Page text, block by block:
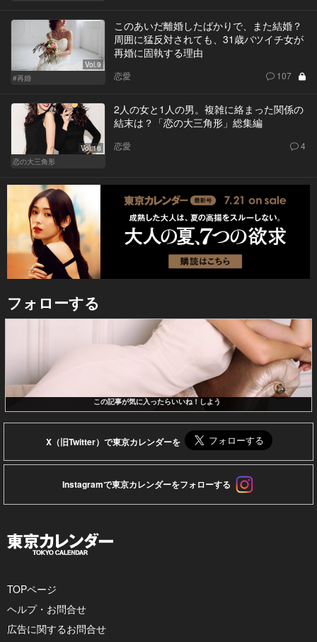
Vol.9
#再婚
このあいだ離婚したばかりで、また結婚？
周囲に猛反対されても、31歳バツイチ女が
再婚に固執する理由
恋愛 107
Vol.16
恋の大三角形
2人の女と1人の男。複雑に絡まった関係の
結末は？「恋の大三角形」総集編
恋愛 4
フォローする
この記事が気に入ったらいいね！しよう
X（旧Twitter）で東京カレンダーを
Instagramで東京カレンダーをフォローする
TOPページ
ヘルプ・お問合せ
広告に関するお問合せ